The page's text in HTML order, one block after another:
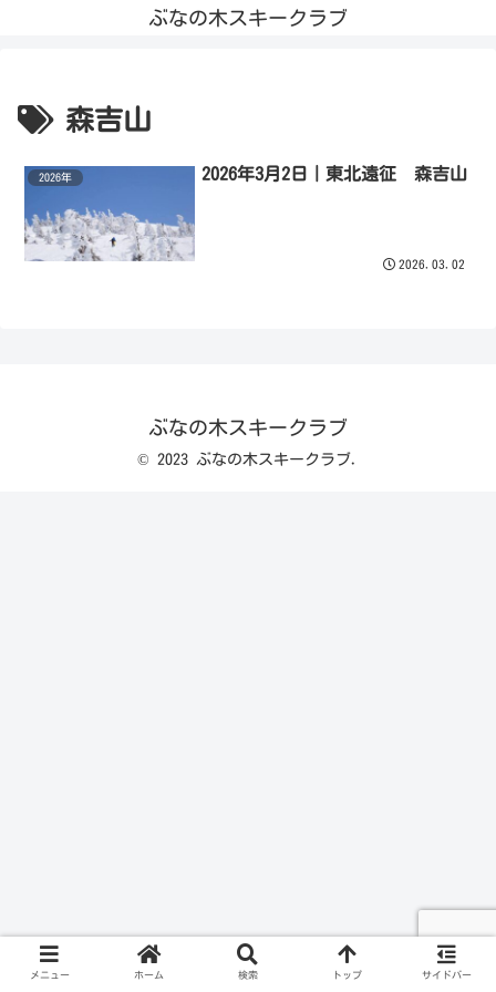
ぶなの木スキークラブ
森吉山
2026年 2026年3月2日｜東北遠征 森吉山
2026.03.02
ぶなの木スキークラブ
© 2023 ぶなの木スキークラブ.
メニュー ホーム 検索 トップ サイドバー